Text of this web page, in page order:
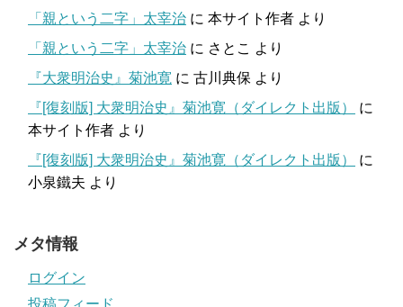
「親という二字」太宰治 に 本サイト作者 より
「親という二字」太宰治 に さとこ より
『大衆明治史』菊池寛 に 古川典保 より
『[復刻版] 大衆明治史』菊池寛（ダイレクト出版）
に
本サイト作者 より
『[復刻版] 大衆明治史』菊池寛（ダイレクト出版）
に
小泉鐵夫 より
メタ情報
ログイン
投稿フィード